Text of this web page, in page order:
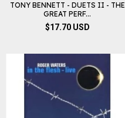
TONY BENNETT - DUETS II - THE
GREAT PERF...
$17.70 USD